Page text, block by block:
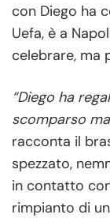
con Diego ha
Uefa, è a
celebrare, ma
“Diego ha
scomparso
racconta il
spezzato,
in contatto
rimpianto di